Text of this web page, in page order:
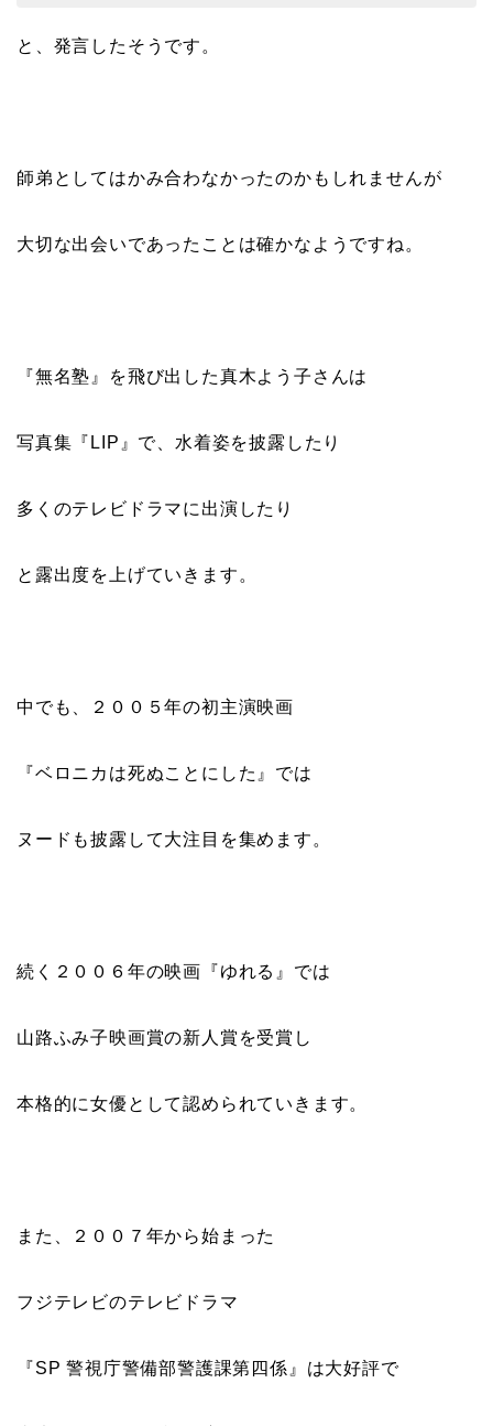
と、発言したそうです。
師弟としてはかみ合わなかったのかもしれませんが
大切な出会いであったことは確かなようですね。
『無名塾』を飛び出した真木よう子さんは
写真集『LIP』で、水着姿を披露したり
多くのテレビドラマに出演したり
と露出度を上げていきます。
中でも、２００５年の初主演映画
『ベロニカは死ぬことにした』では
ヌードも披露して大注目を集めます。
続く２００６年の映画『ゆれる』では
山路ふみ子映画賞の新人賞を受賞し
本格的に女優として認められていきます。
また、２００７年から始まった
フジテレビのテレビドラマ
『SP 警視庁警備部警護課第四係』は大好評で